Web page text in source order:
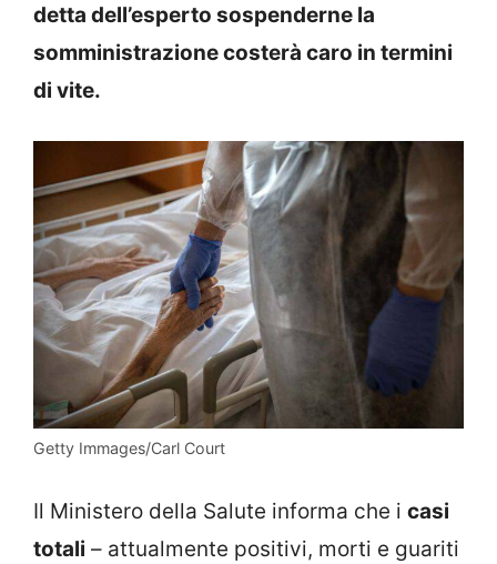
detta dell’esperto sospenderne la
somministrazione costerà caro in termini
di vite.
Getty Immages/Carl Court
Il Ministero della Salute informa che i casi
totali – attualmente positivi, morti e guariti